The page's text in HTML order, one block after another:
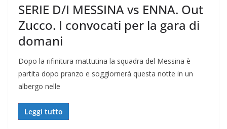
SERIE D/I MESSINA vs ENNA. Out
Zucco. I convocati per la gara di
domani
Dopo la rifinitura mattutina la squadra del Messina è
partita dopo pranzo e soggiornerà questa notte in un
albergo nelle
Leggi tutto